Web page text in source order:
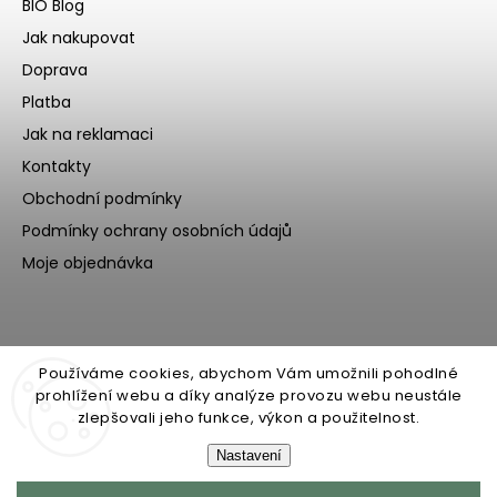
Používáme cookies, abychom Vám umožnili pohodlné
prohlížení webu a díky analýze provozu webu neustále
zlepšovali jeho funkce, výkon a použitelnost.
Nastavení
BIO Blog
Jak nakupovat
Doprava
Platba
Jak na reklamaci
Kontakty
Obchodní podmínky
Podmínky ochrany osobních údajů
Moje objednávka